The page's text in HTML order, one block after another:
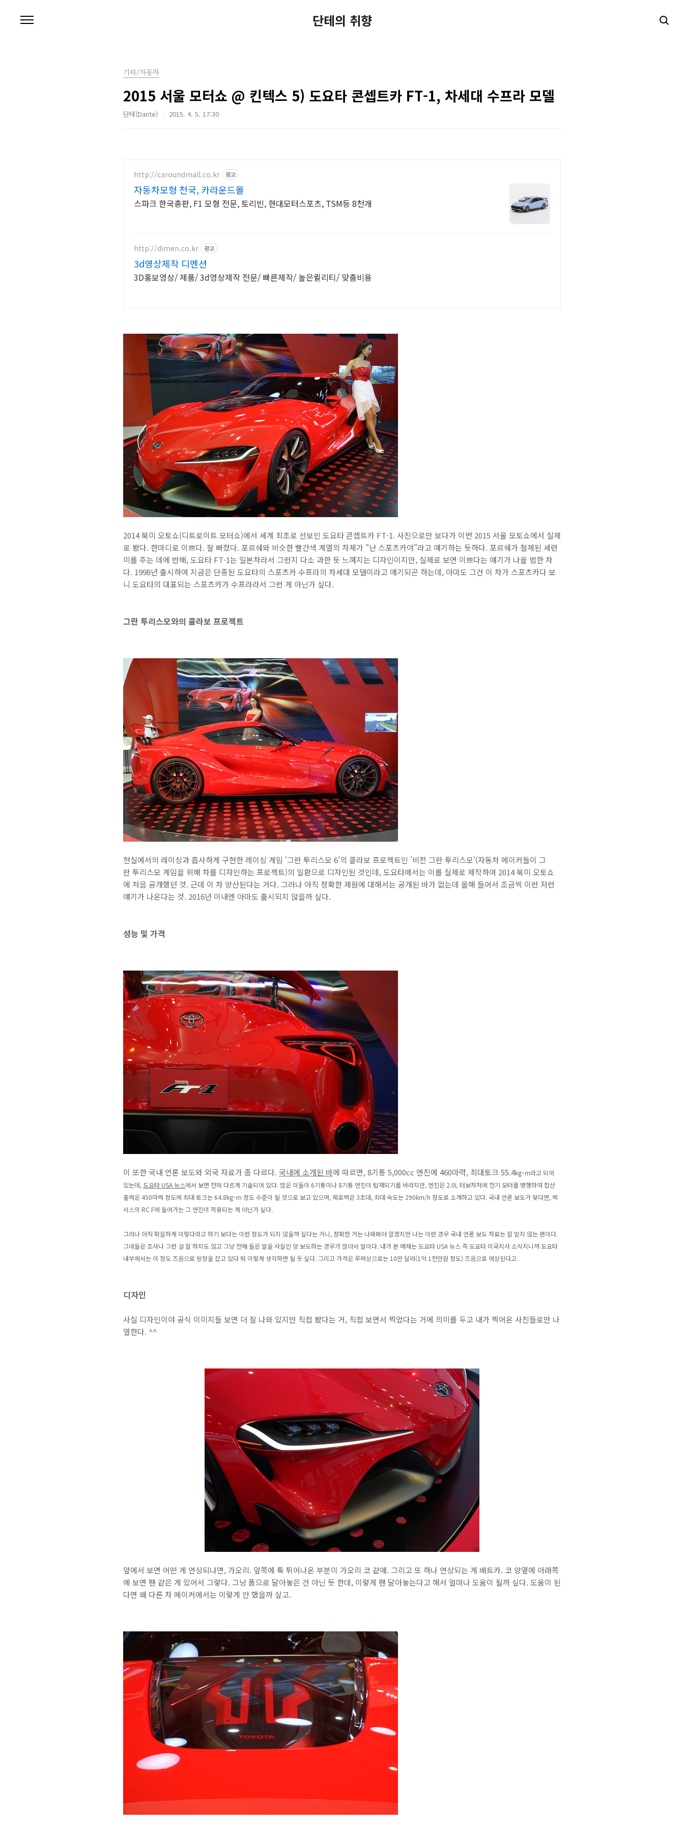
단테의 취향
기타/자동차
2015 서울 모터쇼 @ 킨텍스 5) 도요타 콘셉트카 FT-1, 차세대 수프라 모델
단테(Dante) 2015. 4. 5. 17:30
http://caroundmall.co.kr 광고
자동차모형 천국, 카라운드몰
스파크 한국총판, F1 모형 전문, 토리빈, 현대모터스포츠, TSM등 8천개
http://dimen.co.kr 광고
3d영상제작 디멘션
3D홍보영상/ 제품/ 3d영상제작 전문/ 빠른제작/ 높은퀼리티/ 맞춤비용
2014 북미 오토쇼(디트로이트 모터쇼)에서 세계 최초로 선보인 도요타 콘셉트카 FT-1. 사진으로만 보다가 이번 2015 서울 모토쇼에서 실제
로 봤다. 한마디로 이쁘다. 잘 빠졌다. 포르쉐와 비슷한 빨간색 계열의 차체가 "난 스포츠카야"라고 얘기하는 듯하다. 포르쉐가 절제된 세련
미를 주는 데에 반해, 도요타 FT-1는 일본차라서 그런지 다소 과한 듯 느껴지는 디자인이지만, 실제로 보면 이쁘다는 얘기가 나올 법한 차
다. 1998년 출시하여 지금은 단종된 도요타의 스포츠카 수프라의 차세대 모델이라고 애기되곤 하는데, 아마도 그건 이 차가 스포츠카다 보
니 도요타의 대표되는 스포츠카가 수프라라서 그런 게 아닌가 싶다.
그란 투리스모와의 콜라보 프로젝트
현실에서의 레이싱과 흡사하게 구현한 레이싱 게임 '그란 투리스모 6'의 콜라보 프로젝트인 '비전 그란 투리스모'(자동차 메이커들이 그
란 투리스모 게임을 위해 차를 디자인하는 프로젝트)의 일환으로 디자인된 것인데, 도요타에서는 이를 실제로 제작하여 2014 북미 오토쇼
에 처음 공개했던 것. 근데 이 차 양산된다는 거다. 그러나 아직 정확한 제원에 대해서는 공개된 바가 없는데 올해 들어서 조금씩 이런 저런
얘기가 나온다는 것. 2016년 이내엔 아마도 출시되지 않을까 싶다.
성능 및 가격
이 또한 국내 언론 보도와 외국 자료가 좀 다르다. 국내에 소개된 바에 따르면, 8기통 5,000cc 엔진에 460마력, 최대토크 55.4kg˙m라고 되어
있는데,도요타 USA 뉴스에서 보면 전혀 다르게 기술되어 있다. 많은 이들이 6기통이나 8기통 엔진이 탑재되기를 바라지만, 엔진은 2.0L 터보차저에 전기 모터를 병행하여 합산
출력은 450마력 정도에 최대 토크는 64.8kg˙m 정도 수준이 될 것으로 보고 있으며, 제로백은 3초대, 최대 속도는 290km/h 정도로 소개하고 있다. 국내 언론 보도가 맞다면, 렉
서스의 RC F에 들어가는 그 엔진이 적용되는 게 아닌가 싶다.
그러나 아직 확실하게 이렇다라고 하기 보다는 이런 정도가 되지 않을까 싶다는 거니, 정확한 거는 나와봐야 알겠지만 나는 이런 경우 국내 언론 보도 자료는 잘 믿지 않는 편이다.
그네들은 조사나 그런 걸 잘 하지도 않고 그냥 전해 들은 말을 사실인 양 보도하는 경우가 많아서 말이다. 내가 본 매체는도요타 USA 뉴스 즉 도요타 미국지사 소식지니까 도요타
내부에서는 이 정도 즈음으로 방향을 잡고 있다 뭐 이렇게 생각하면 될 듯 싶다. 그리고 가격은 루머상으로는 10만 달러(1억 1천만원 정도) 즈음으로 예상된다고.
디자인
사실 디자인이야 공식 이미지들 보면 더 잘 나와 있지만 직접 봤다는 거, 직접 보면서 찍었다는 거에 의미를 두고 내가 찍어온 사진들로만 나
열한다. ^^
앞에서 보면 어떤 게 연상되냐면, 가오리. 앞쪽에 툭 튀어나온 부분이 가오리 코 같애. 그리고 또 하나 연상되는 게 배트카. 코 양옆에 아래쪽
에 보면 팬 같은 게 있어서 그렇다. 그냥 폼으로 달아놓은 건 아닌 듯 한데, 이렇게 팬 달아놓는다고 해서 얼마나 도움이 될까 싶다. 도움이 된
다면 왜 다른 차 메이커에서는 이렇게 안 했을까 싶고.